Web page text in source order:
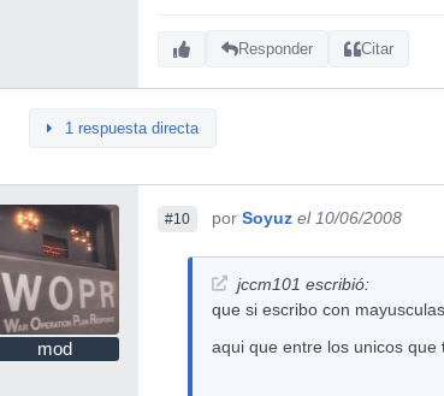
Responder Citar
1 respuesta directa
mod
#10 por Soyuz el 10/06/2008
jccm101 escribió:
que si escribo con
aqui que entre los unicos que